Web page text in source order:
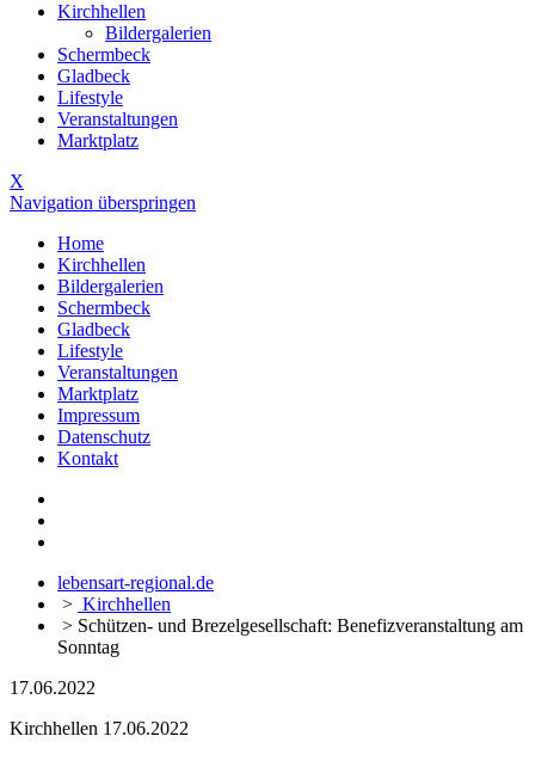
Kirchhellen
Bildergalerien
Schermbeck
Gladbeck
Lifestyle
Veranstaltungen
Marktplatz
X
Navigation überspringen
Home
Kirchhellen
Bildergalerien
Schermbeck
Gladbeck
Lifestyle
Veranstaltungen
Marktplatz
Impressum
Datenschutz
Kontakt
lebensart-regional.de
> Kirchhellen
> Schützen- und Brezelgesellschaft: Benefizveranstaltung am
Sonntag
17.06.2022
Kirchhellen 17.06.2022